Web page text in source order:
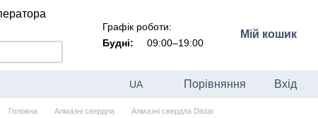
Графік роботи:
Будні:
09:00–19:00
Мій кошик
UA Порівняння Вхід
Головна Алмазні свердла
Алмазні свердла Distar